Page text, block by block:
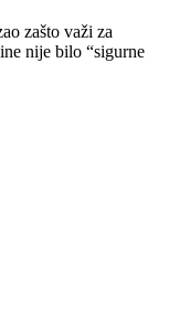
zašto važi za
nije bilo “sigurne